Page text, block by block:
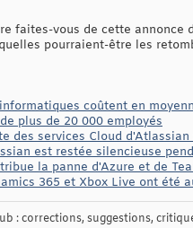
faites-vous de cette annonce
pourraient-être les
coûtent en
plus de 20 000 employés
des services Cloud
est restée silencieuse
la panne d'Azure et de
365 et Xbox Live ont été
: corrections, suggestions,